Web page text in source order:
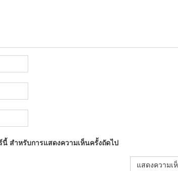
สำหรับการแสดงความเห็นครั้งถัดไป